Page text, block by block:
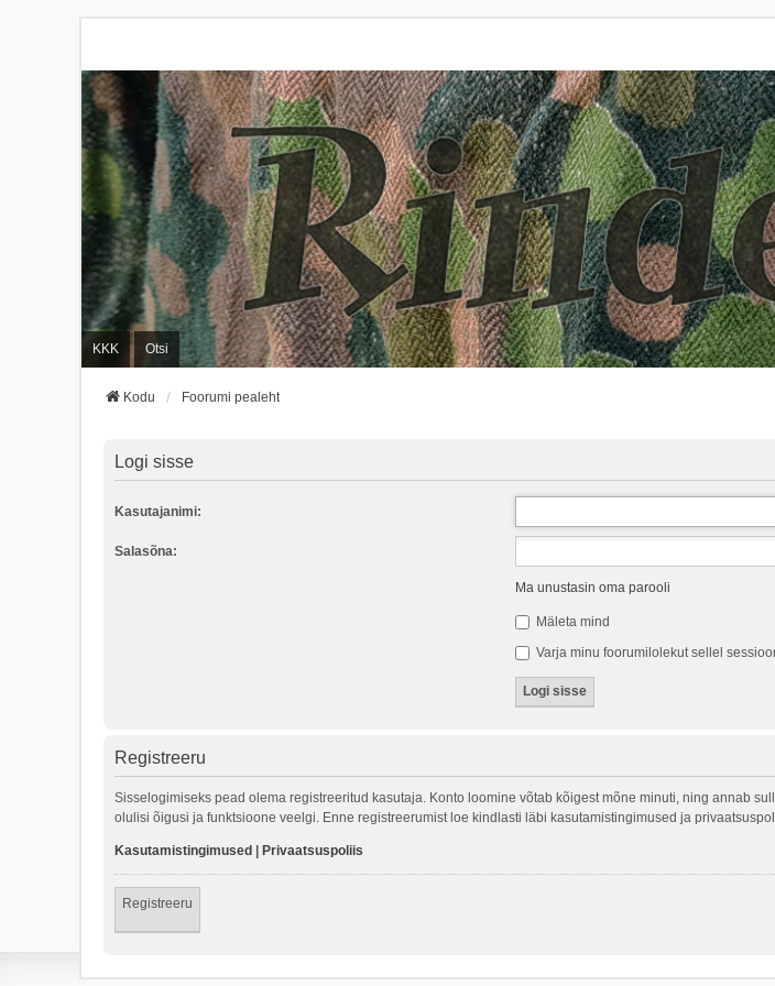
KKK Otsi
Kodu Foorumi pealeht
Logi sisse
Kasutajanimi:
Salasõna:
Ma unustasin oma parooli
Mäleta mind
Varja minu foorumilolekut sellel
Registreeru
Sisselogimiseks pead olema registreeritud kasutaja. Konto loomine võtab kõigest mõne minuti, ning annab
olulisi õigusi ja funktsioone veelgi. Enne registreerumist loe kindlasti läbi kasutamistingimused ja
Kasutamistingimused | Privaatsuspoliis
Registreeru